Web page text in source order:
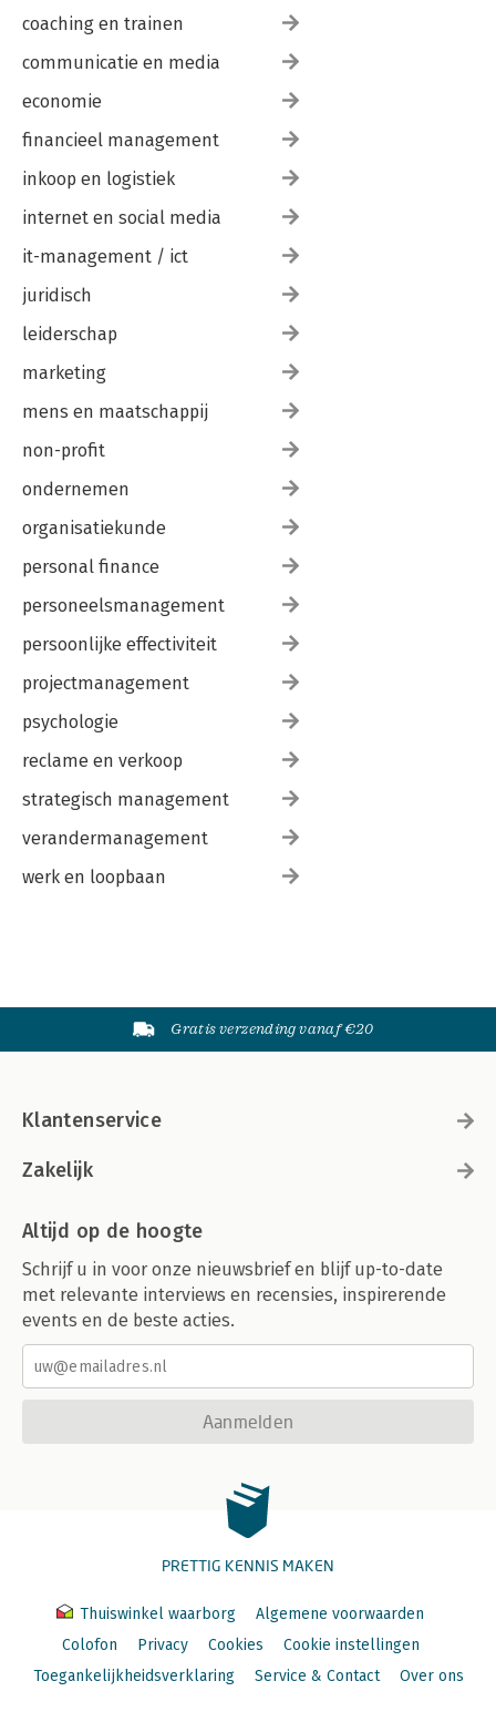
coaching en trainen
communicatie en media
economie
financieel management
inkoop en logistiek
internet en social media
it-management / ict
juridisch
leiderschap
marketing
mens en maatschappij
non-profit
ondernemen
organisatiekunde
personal finance
personeelsmanagement
persoonlijke effectiviteit
projectmanagement
psychologie
reclame en verkoop
strategisch management
verandermanagement
werk en loopbaan
Gratis verzending vanaf €20
Klantenservice
Zakelijk
Altijd op de hoogte
Schrijf u in voor onze nieuwsbrief en blijf up-to-date
met relevante interviews en recensies, inspirerende
events en de beste acties.
Aanmelden
PRETTIG KENNIS MAKEN
Thuiswinkel waarborg
Algemene voorwaarden
Colofon
Privacy Cookies
Cookie instellingen
Toegankelijkheidsverklaring
Service & Contact Over ons